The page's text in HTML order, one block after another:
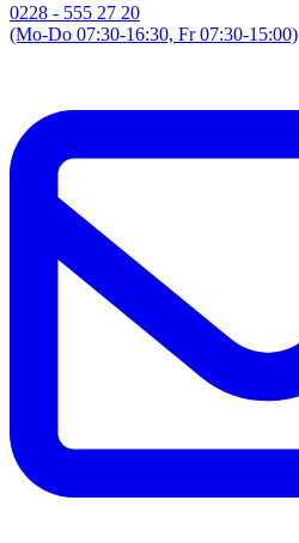
0228 - 555 27 20
(Mo-Do 07:30-16:30, Fr 07:30-15:00)